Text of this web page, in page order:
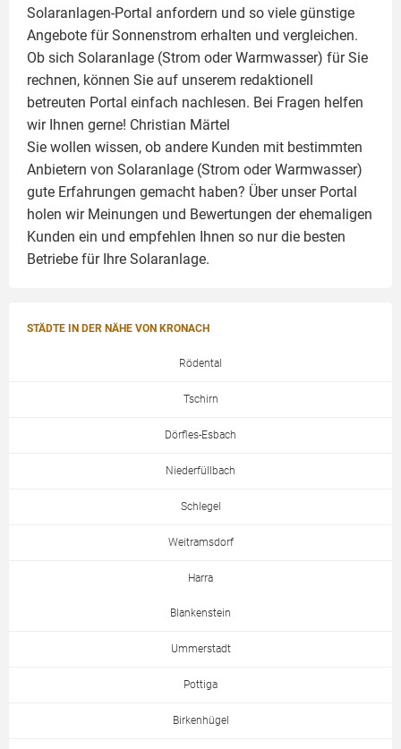
Solaranlagen-Portal anfordern und so viele günstige
Angebote für Sonnenstrom erhalten und vergleichen.
Ob sich Solaranlage (Strom oder Warmwasser) für Sie
rechnen, können Sie auf unserem redaktionell
betreuten Portal einfach nachlesen. Bei Fragen helfen
wir Ihnen gerne! Christian Märtel
Sie wollen wissen, ob andere Kunden mit bestimmten
Anbietern von Solaranlage (Strom oder Warmwasser)
gute Erfahrungen gemacht haben? Über unser Portal
holen wir Meinungen und Bewertungen der ehemaligen
Kunden ein und empfehlen Ihnen so nur die besten
Betriebe für Ihre Solaranlage.
STÄDTE IN DER NÄHE VON KRONACH
Rödental
Tschirn
Dörfles-Esbach
Niederfüllbach
Schlegel
Weitramsdorf
Harra
Blankenstein
Ummerstadt
Pottiga
Birkenhügel